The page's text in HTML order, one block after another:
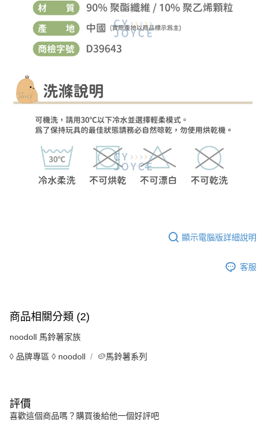
顯示電腦版詳細說明
客服
商品相關分類 (2)
noodoll 馬鈴薯家族
◊ 品牌專區 ◊ noodoll 🥔馬鈴薯系列
評價
喜歡這個商品嗎？購買後給他一個好評吧